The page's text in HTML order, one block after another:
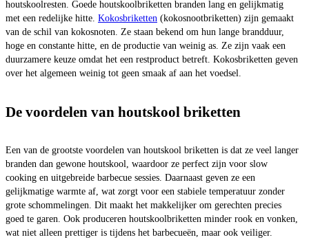
houtskoolresten. Goede houtskoolbriketten branden lang en gelijkmatig
met een redelijke hitte. Kokosbriketten (kokosnootbriketten) zijn gemaakt
van de schil van kokosnoten. Ze staan bekend om hun lange brandduur,
hoge en constante hitte, en de productie van weinig as. Ze zijn vaak een
duurzamere keuze omdat het een restproduct betreft. Kokosbriketten geven
over het algemeen weinig tot geen smaak af aan het voedsel.
De voordelen van houtskool briketten
Een van de grootste voordelen van houtskool briketten is dat ze veel langer
branden dan gewone houtskool, waardoor ze perfect zijn voor slow
cooking en uitgebreide barbecue sessies. Daarnaast geven ze een
gelijkmatige warmte af, wat zorgt voor een stabiele temperatuur zonder
grote schommelingen. Dit maakt het makkelijker om gerechten precies
goed te garen. Ook produceren houtskoolbriketten minder rook en vonken,
wat niet alleen prettiger is tijdens het barbecueën, maar ook veiliger.